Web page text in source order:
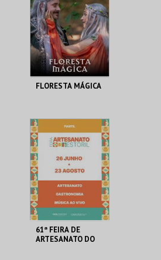
MAIS INFO
COMPRAR
FLORESTA MÁGICA
SANTA MARIA DA
FEIRA
MAIS INFO
COMPRAR
61ª FEIRA DE
ARTESANATO DO